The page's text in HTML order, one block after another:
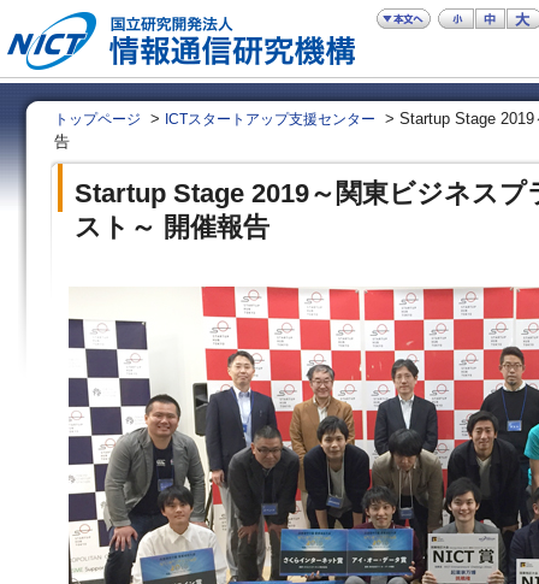
トップページ > ICTスタートアップ支援センター
> Startup Stage
告
Startup Stage 2019～関東ビジネスプ
スト～ 開催報告